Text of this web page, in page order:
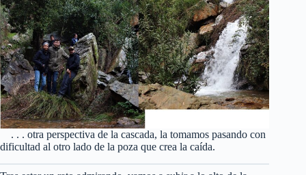
. . . otra perspectiva de la cascada, la tomamos pasando con
dificultad al otro lado de la poza que crea la caída.